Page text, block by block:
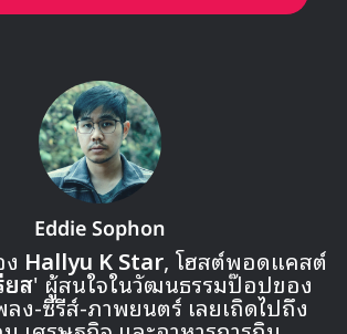
SM Entertainment
SM Remastering Project